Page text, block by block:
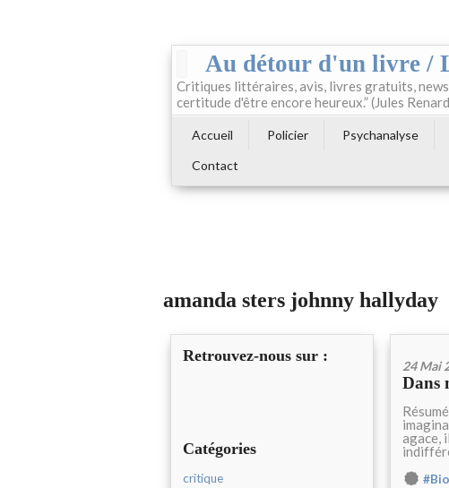
Au détour d'un livre /
Critiques littéraires, avis, livres gratuits,
certitude d'être encore heureux.” (Jules
Accueil Policier Psychanalyse
Contact
amanda sters johnny hallyday
Retrouvez-nous sur :
Catégories
critique
24 Mai
Dans
agace,